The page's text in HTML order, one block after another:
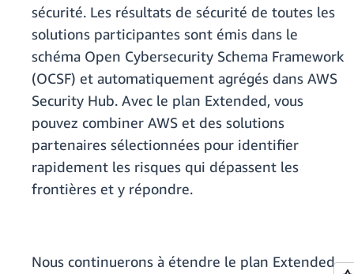
sécurité. Les résultats de sécurité de toutes les
solutions participantes sont émis dans le
schéma Open Cybersecurity Schema Framework
(OCSF) et automatiquement agrégés dans AWS
Security Hub. Avec le plan Extended, vous
pouvez combiner AWS et des solutions
partenaires sélectionnées pour identifier
rapidement les risques qui dépassent les
frontières et y répondre.
Nous continuerons à étendre le plan Extended